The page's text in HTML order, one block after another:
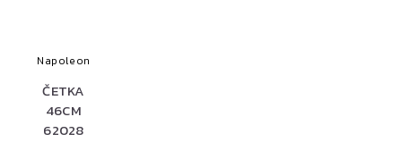
Napoleon
ČETKA
46CM
62028